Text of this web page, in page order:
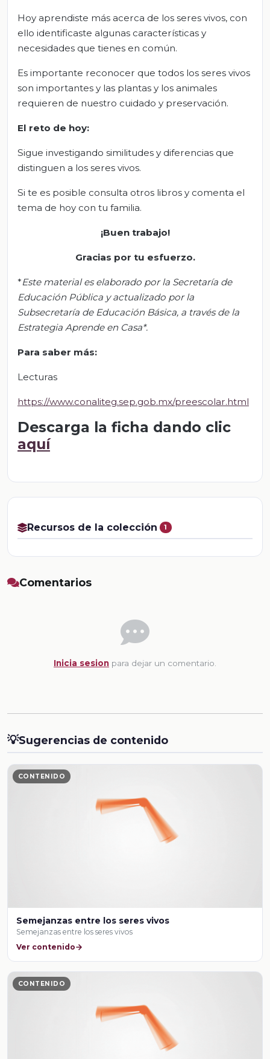
Hoy aprendiste más acerca de los seres vivos, con
ello identificaste algunas características y
necesidades que tienes en común.
Es importante reconocer que todos los seres vivos
son importantes y las plantas y los animales
requieren de nuestro cuidado y preservación.
El reto de hoy:
Sigue investigando similitudes y diferencias que
distinguen a los seres vivos.
Si te es posible consulta otros libros y comenta el
tema de hoy con tu familia.
¡Buen trabajo!
Gracias por tu esfuerzo.
*Este material es elaborado por la Secretaría de
Educación Pública y actualizado por la
Subsecretaría de Educación Básica, a través de la
Estrategia Aprende en Casa*.
Para saber más:
Lecturas
https://www.conaliteg.sep.gob.mx/preescolar.html
Descarga la ficha dando clic
aquí
Recursos de la colección 1
Comentarios
Inicia sesion para dejar un comentario.
💡Sugerencias de contenido
CONTENIDO
Semejanzas entre los seres vivos
Semejanzas entre los seres vivos
Ver contenido
CONTENIDO